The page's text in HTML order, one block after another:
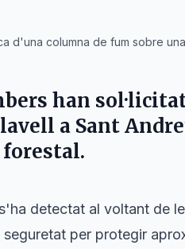
d'una columna de fum sobre
han
a Sant
detectat al voltant de
seguretat per protegir